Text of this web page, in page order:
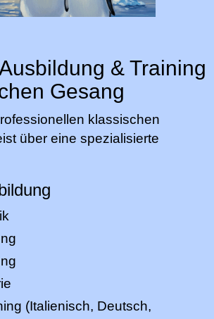
& Training
Gesang
klassischen
über eine spezialisierte
(Italienisch, Deutsch,